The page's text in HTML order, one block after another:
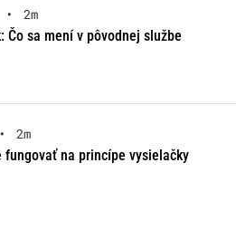
•
2m
Čo sa mení v pôvodnej službe
•
2m
fungovať na princípe vysielačky